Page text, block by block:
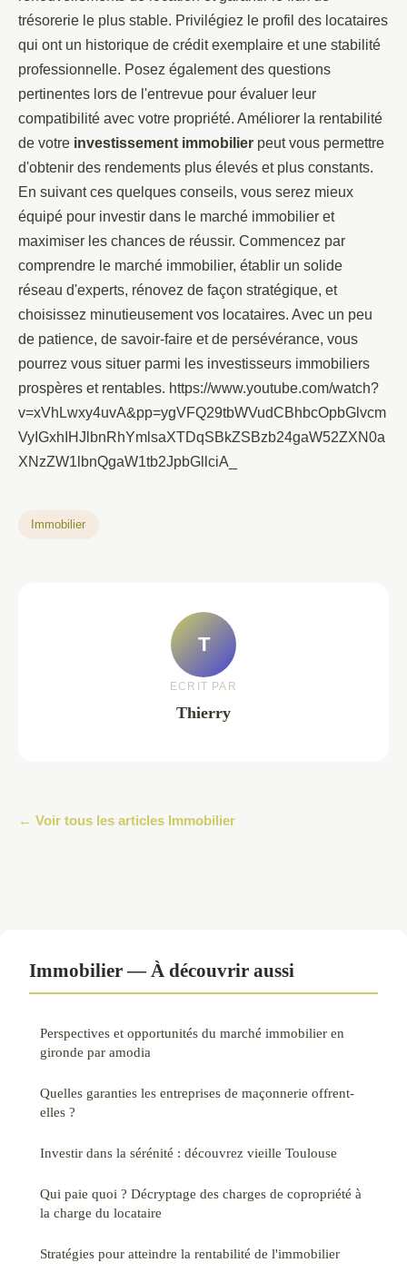
trésorerie le plus stable. Privilégiez le profil des locataires
qui ont un historique de crédit exemplaire et une stabilité
professionnelle. Posez également des questions
pertinentes lors de l'entrevue pour évaluer leur
compatibilité avec votre propriété. Améliorer la rentabilité
de votre investissement immobilier peut vous permettre
d'obtenir des rendements plus élevés et plus constants.
En suivant ces quelques conseils, vous serez mieux
équipé pour investir dans le marché immobilier et
maximiser les chances de réussir. Commencez par
comprendre le marché immobilier, établir un solide
réseau d'experts, rénovez de façon stratégique, et
choisissez minutieusement vos locataires. Avec un peu
de patience, de savoir-faire et de persévérance, vous
pourrez vous situer parmi les investisseurs immobiliers
prospères et rentables. https://www.youtube.com/watch?
v=xVhLwxy4uvA&pp=ygVFQ29tbWVudCBhbcOpbGlvcm
VyIGxhIHJlbnRhYmlsaXTDqSBkZSBzb24gaW52ZXN0a
XNzZW1lbnQgaW1tb2JpbGllciA_
Immobilier
T
ECRIT PAR
Thierry
← Voir tous les articles Immobilier
Immobilier — À découvrir aussi
Perspectives et opportunités du marché immobilier en
gironde par amodia
Quelles garanties les entreprises de maçonnerie offrent-
elles ?
Investir dans la sérénité : découvrez vieille Toulouse
Qui paie quoi ? Décryptage des charges de copropriété à
la charge du locataire
Stratégies pour atteindre la rentabilité de l'immobilier